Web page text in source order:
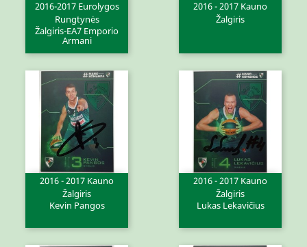
2016-2017 Eurolygos
Rungtynės
Žalgiris-EA7 Emporio
Armani
2016 - 2017 Kauno
Žalgiris
2016 - 2017 Kauno
Žalgiris
Kevin Pangos
2016 - 2017 Kauno
Žalgiris
Lukas Lekavičius